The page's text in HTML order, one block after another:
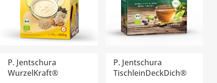
P. Jentschura
WurzelKraft®
P. Jentschura
TischleinDeckDich®